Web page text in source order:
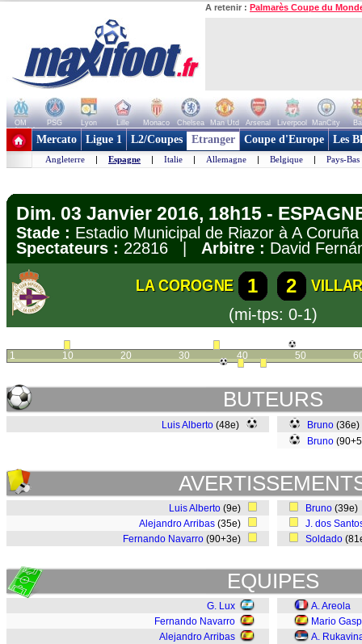
A retenir : Palmarès Coupe du
OM PSG Lyon Lille Monaco Chelsea Man Utd Arsenal Liverpool ManCity
+ de clubs
Mercato Ligue 1 L2/Coupes Etranger Coupe d'Europe Les
Angleterre | Espagne | Italie | Allemagne | Belgique | Pays-Bas
Dim. 03 Janvier 2016, 18h15 -
Stade : Estadio Municipal de Riazor à A
Spectateurs : 22816 | Arbitre : David
LA COROGNE 1 2
(mi-tps: 0-1)
1 10 20 30 40 50
BUTEURS
Luis Alberto (48e) Bruno
Bruno
Luis Alberto (9e)
Alejandro Arribas (35e)
Fernando Navarro (90+3e)
Bruno (39e)
J. dos
Soldado
EQUIPES
G. Lux
Fernando Navarro
Alejandro Arribas
A. Areola
Mario
A.